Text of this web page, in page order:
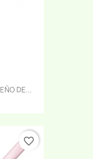
DE...
favorite_border